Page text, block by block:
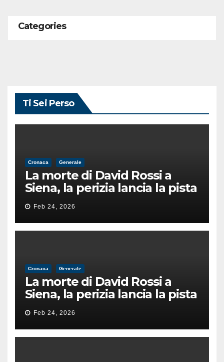
Categories
Ti Sei Perso
Cronaca Generale
La morte di David Rossi a
Siena, la perizia lancia la pista
di un’intimidazione finita
male
Feb 24, 2026
Cronaca Generale
La morte di David Rossi a
Siena, la perizia lancia la pista
di un’intimidazione finita
male
Feb 24, 2026